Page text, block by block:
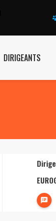
DIRIGEANTS